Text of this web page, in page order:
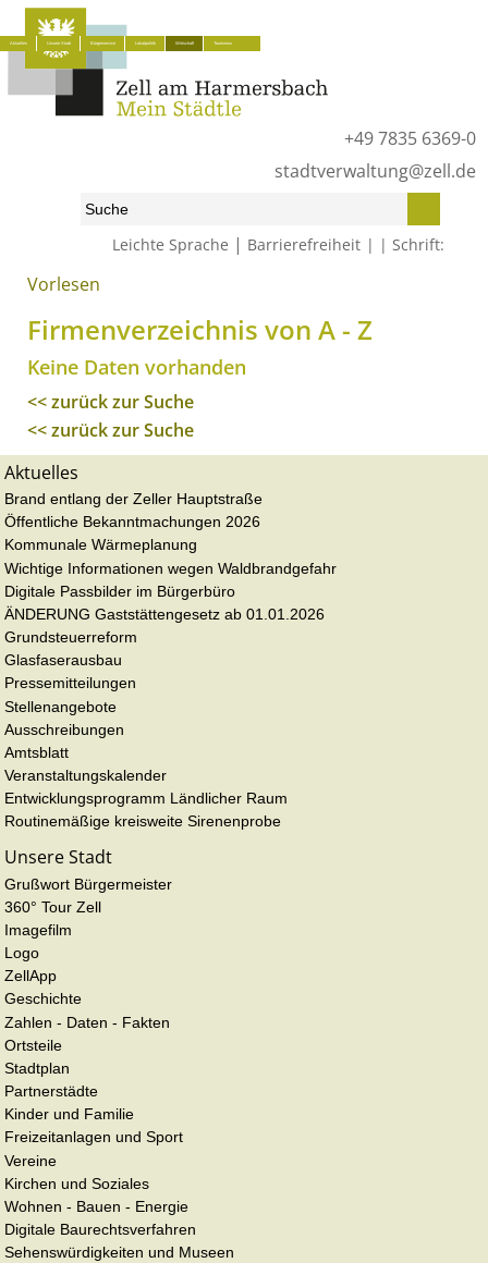
+49 7835 6369-0
stadtverwaltung@zell.de
Leichte Sprache | Barrierefreiheit Schrift:
Aktuelles Unsere Stadt Bürgerservice Lokalpolitik Wirtschaft Tourismus
Start» Wirtschaft» Firmenverzeichnis von A - Z
Vorlesen
Firmenverzeichnis von A - Z
Keine Daten vorhanden
<< zurück zur Suche
<< zurück zur Suche
Aktuelles
Brand entlang der Zeller Hauptstraße
Öffentliche Bekanntmachungen 2026
Kommunale Wärmeplanung
Wichtige Informationen wegen Waldbrandgefahr
Digitale Passbilder im Bürgerbüro
ÄNDERUNG Gaststättengesetz ab 01.01.2026
Grundsteuerreform
Glasfaserausbau
Pressemitteilungen
Stellenangebote
Ausschreibungen
Amtsblatt
Veranstaltungskalender
Entwicklungsprogramm Ländlicher Raum
Routinemäßige kreisweite Sirenenprobe
Unsere Stadt
Grußwort Bürgermeister
360° Tour Zell
Imagefilm
Logo
ZellApp
Geschichte
Zahlen - Daten - Fakten
Ortsteile
Stadtplan
Partnerstädte
Kinder und Familie
Freizeitanlagen und Sport
Vereine
Kirchen und Soziales
Wohnen - Bauen - Energie
Digitale Baurechtsverfahren
Sehenswürdigkeiten und Museen